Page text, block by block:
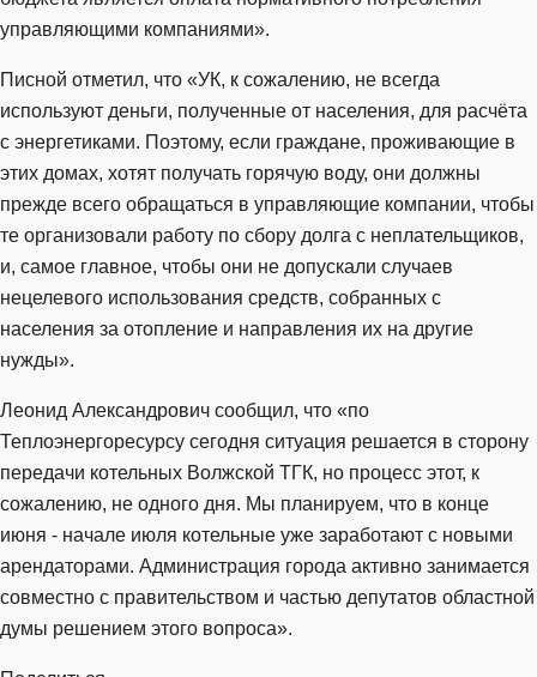
управляющими компаниями».
Писной отметил, что «УК, к сожалению, не всегда
используют деньги, полученные от населения, для расчёта
с энергетиками. Поэтому, если граждане, проживающие в
этих домах, хотят получать горячую воду, они должны
прежде всего обращаться в управляющие компании, чтобы
те организовали работу по сбору долга с неплательщиков,
и, самое главное, чтобы они не допускали случаев
нецелевого использования средств, собранных с
населения за отопление и направления их на другие
нужды».
Леонид Александрович сообщил, что «по
Теплоэнергоресурсу сегодня ситуация решается в сторону
передачи котельных Волжской ТГК, но процесс этот, к
сожалению, не одного дня. Мы планируем, что в конце
июня - начале июля котельные уже заработают с новыми
арендаторами. Администрация города активно занимается
совместно с правительством и частью депутатов областной
думы решением этого вопроса».